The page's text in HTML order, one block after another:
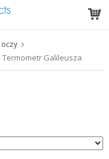
koszyka
Termometr Galileusza